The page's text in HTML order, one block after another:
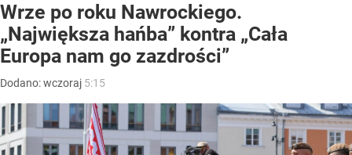
Wrze po roku Nawrockiego.
„Największa hańba” kontra „Cała
Europa nam go zazdrości”
Dodano:wczoraj 5:15